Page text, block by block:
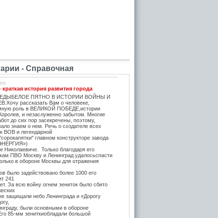
- Справочная
история развития города
ПЯТНО В ИСТОРИИ ВОЙНЫ И
рассказать Вам о человеке,
роль в ВЕЛИКОЙ ПОБЕДЕ,истории
и незаслуженно забытом. Многие
до сих пор засекречены, поэтому,
знаем о нем. Речь о создателе всех
ВОВ и легендарной
главном конструкторе завода
Николаевиче. Только благодаря его
ПВО Москву и Ленинград удалосьспасти
в обороне Москвы для отражения
было задействовано более 1000 его
241
За всю войну огнем зениток было сбито
защищали небо Ленинграда и «Дорогу
были основными в обороне
85-мм зениткиобладали большой